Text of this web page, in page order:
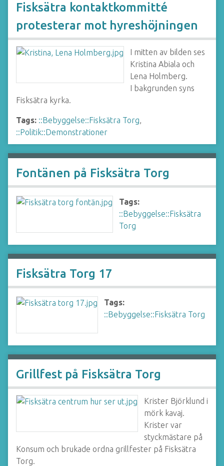
Fisksätra kontaktkommitté
protesterar mot hyreshöjningen
I mitten av bilden ses
Kristina Abiala och
Lena Holmberg.
I bakgrunden syns
Fisksätra kyrka.
Tags: ::Bebyggelse::Fisksätra Torg,
::Politik::Demonstrationer
Fontänen på Fisksätra Torg
Tags:
::Bebyggelse::Fisksätra
Torg
Fisksätra Torg 17
Tags:
::Bebyggelse::Fisksätra Torg
Grillfest på Fisksätra Torg
Krister Björklund i
mörk kavaj.
Krister var
styckmästare på
Konsum och brukade ordna grillfester på Fisksätra
Torg.